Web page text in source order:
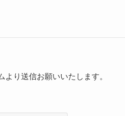
り送信お願いいたします。